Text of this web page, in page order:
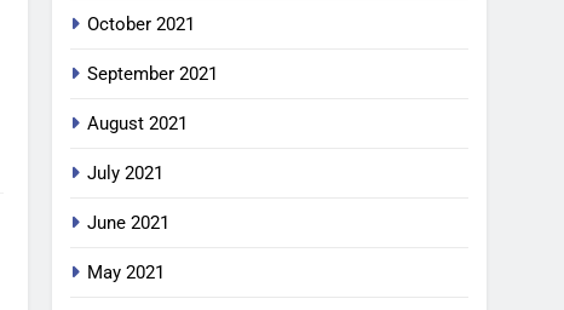
October 2021
September 2021
August 2021
July 2021
June 2021
May 2021